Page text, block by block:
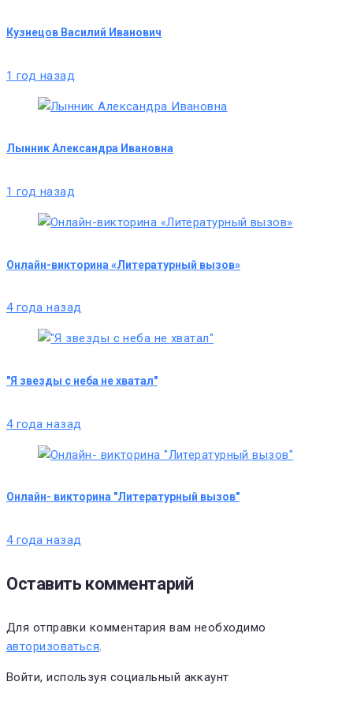
Кузнецов Василий Иванович
1 год назад
Лынник Александра Ивановна
1 год назад
Онлайн-викторина «Литературный вызов»
4 года назад
"Я звезды с неба не хватал"
4 года назад
Онлайн- викторина "Литературный вызов"
4 года назад
Оставить комментарий
Для отправки комментария вам необходимо
авторизоваться.
Войти, используя социальный аккаунт